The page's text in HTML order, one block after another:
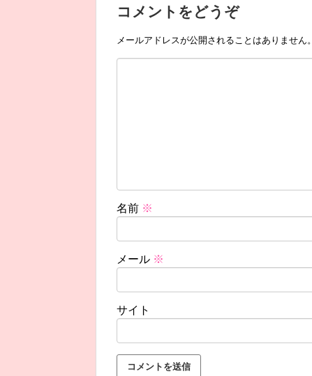
コメントをどうぞ
メールアドレスが公開されることはありません。
名前 ※
メール ※
サイト